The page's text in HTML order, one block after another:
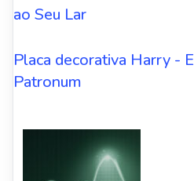
ao Seu Lar
Placa decorativa Harry -
Patronum